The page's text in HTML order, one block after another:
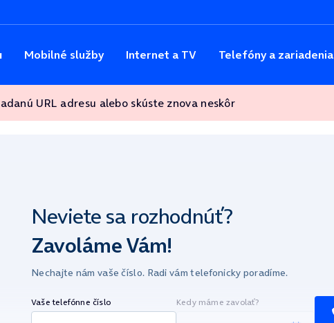
Mobilné služby Internet a TV Telefóny a zariadenia
URL adresu alebo skúste znova neskôr
Neviete sa rozhodnúť?
Zavoláme Vám!
Nechajte nám vaše číslo. Radi vám telefonicky poradíme.
Vaše telefónne číslo Kedy máme zavolať?